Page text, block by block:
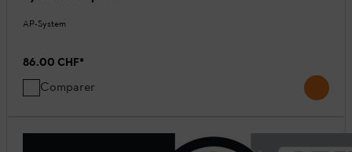
AP-System
86.00 CHF*
Comparer